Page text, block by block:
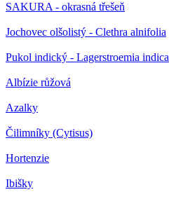
SAKURA - okrasná třešeň
Jochovec olšolistý - Clethra alnifolia
Pukol indický - Lagerstroemia indica
Albízie růžová
Azalky
Čilimníky (Cytisus)
Hortenzie
Ibišky